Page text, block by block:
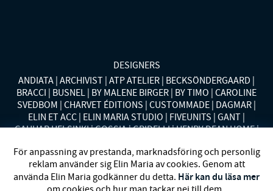
DESIGNERS
ANDIATA ARCHIVIST ATP ATELIER BECKSÖNDERGAARD
BRACCI BUSNEL BY MALENE BIRGER BY TIMO CAROLINE
SVEDBOM CHARVET ÉDITIONS CUSTOMMADE DAGMAR
ELIN ET ACC ELIN MARIA STUDIO FIVEUNITS GANT
GAUHAR HELSINKI GOSSIA GRIDELLI HENRY DEAN HOME
MISSONI HOME MONO MORENO CALIFORNIA MOS MOSH
MRS HOSIERY NORDAN HOME NÜMPH POLO RALPH
LAUREN RENÉE VOLTAIRE RODEBJER SECOND FEMALE
För anpassning av prestanda, marknadsföring och personlig
reklam använder sig Elin Maria av cookies. Genom att
använda Elin Maria godkänner du detta. Här kan du läsa mer